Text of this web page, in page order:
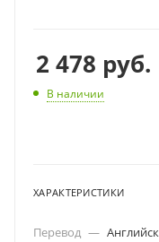
2 478 руб.
В наличии
ХАРАКТЕРИСТИКИ
Перевод —